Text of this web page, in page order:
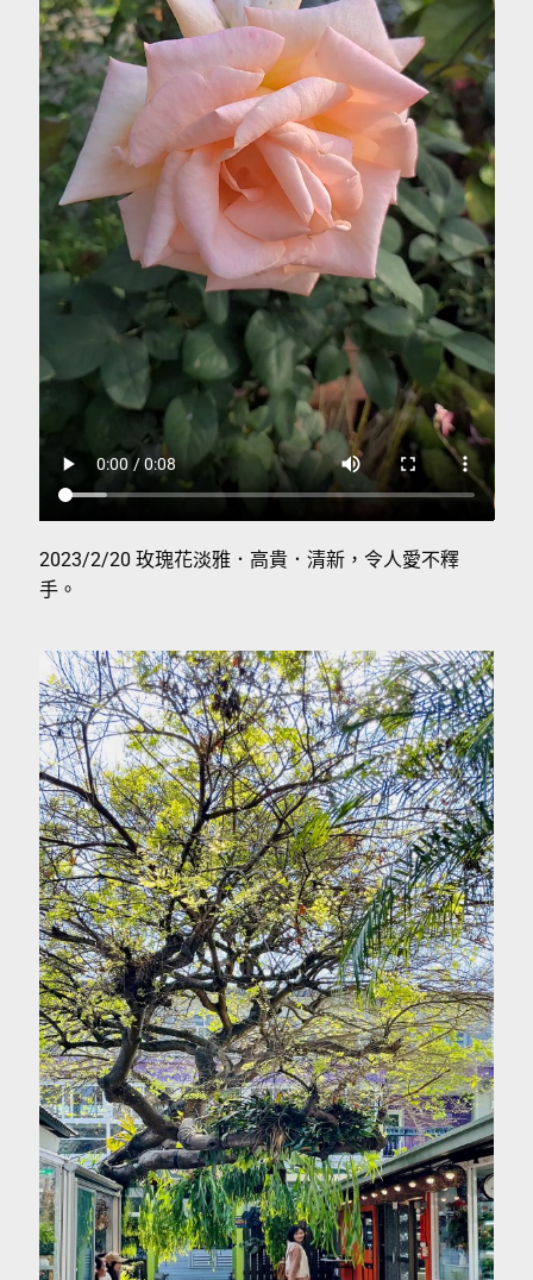
2023/2/20 玫瑰花淡雅．高貴．清新，令人愛不釋
手。